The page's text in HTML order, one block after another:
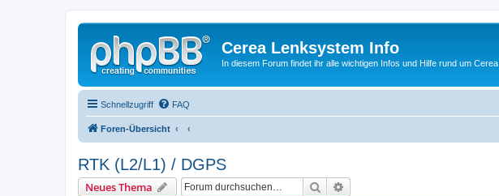
Cerea Lenksystem Info
In diesem Forum findet ihr alle wichtigen Infos und Hilfe rund um Cerea
Schnellzugriff FAQ
Foren-Übersicht
RTK (L2/L1) / DGPS
Neues Thema Suche